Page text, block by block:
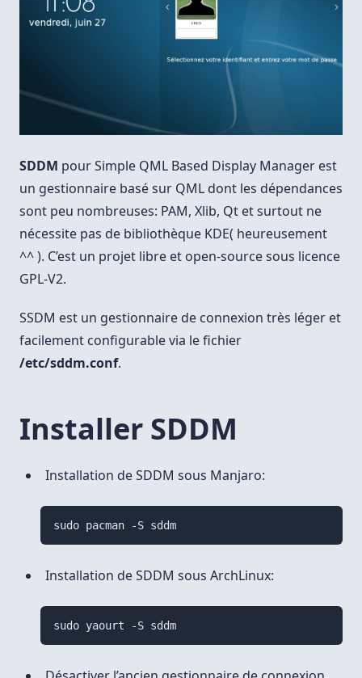
SDDM pour Simple QML Based Display Manager est
un gestionnaire basé sur QML dont les dépendances
sont peu nombreuses: PAM, Xlib, Qt et surtout ne
nécessite pas de bibliothèque KDE( heureusement
^^ ). C’est un projet libre et open-source sous licence
GPL-V2.
SSDM est un gestionnaire de connexion très léger et
facilement configurable via le fichier
/etc/sddm.conf.
Installer SDDM
Installation de SDDM sous Manjaro:
sudo pacman -S sddm
Installation de SDDM sous ArchLinux:
sudo yaourt -S sddm